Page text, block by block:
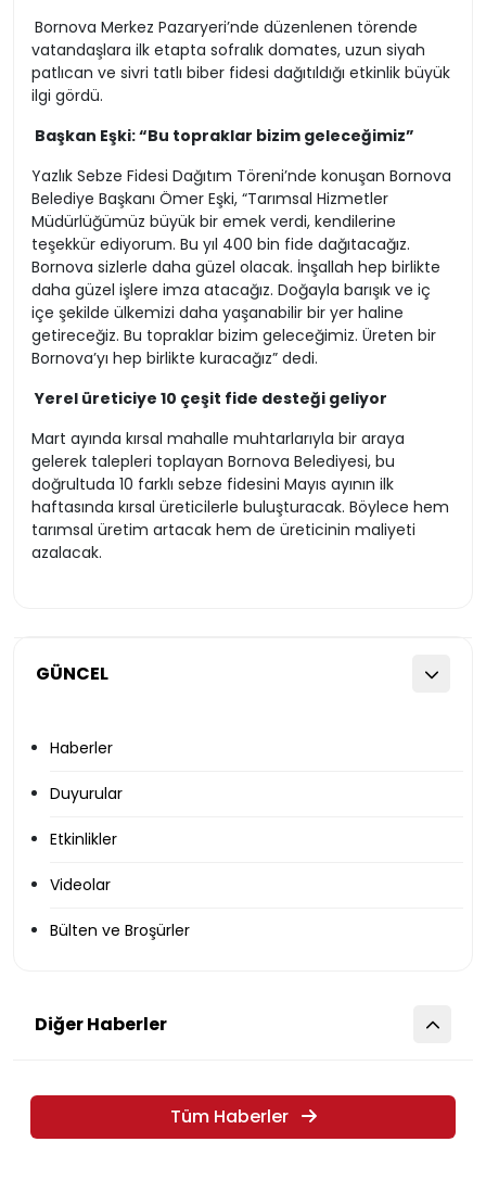
GÜNCEL
Haberler
Duyurular
Etkinlikler
Videolar
Bülten ve Broşürler
Bornova Merkez Pazaryeri’nde düzenlenen törende
vatandaşlara ilk etapta sofralık domates, uzun siyah
patlıcan ve sivri tatlı biber fidesi dağıtıldığı etkinlik büyük
ilgi gördü.
Başkan Eşki: “Bu topraklar bizim geleceğimiz”
Yazlık Sebze Fidesi Dağıtım Töreni’nde konuşan Bornova
Belediye Başkanı Ömer Eşki, “Tarımsal Hizmetler
Müdürlüğümüz büyük bir emek verdi, kendilerine
teşekkür ediyorum. Bu yıl 400 bin fide dağıtacağız.
Bornova sizlerle daha güzel olacak. İnşallah hep birlikte
daha güzel işlere imza atacağız. Doğayla barışık ve iç
içe şekilde ülkemizi daha yaşanabilir bir yer haline
getireceğiz. Bu topraklar bizim geleceğimiz. Üreten bir
Bornova’yı hep birlikte kuracağız” dedi.
Yerel üreticiye 10 çeşit fide desteği geliyor
Mart ayında kırsal mahalle muhtarlarıyla bir araya
gelerek talepleri toplayan Bornova Belediyesi, bu
doğrultuda 10 farklı sebze fidesini Mayıs ayının ilk
haftasında kırsal üreticilerle buluşturacak. Böylece hem
tarımsal üretim artacak hem de üreticinin maliyeti
azalacak.
Diğer Haberler
Tüm Haberler